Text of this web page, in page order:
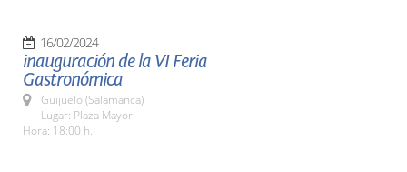
16/02/2024
inauguración de la VI Feria
Gastronómica
Guijuelo (Salamanca)
Lugar: Plaza Mayor
Hora: 18:00 h.